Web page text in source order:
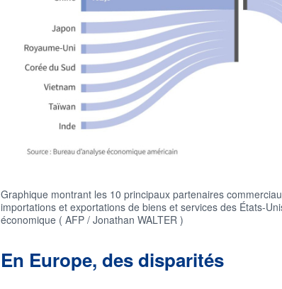
Graphique montrant les 10 principaux partenaires
importations et exportations de biens et services des États-
économique ( AFP / Jonathan WALTER )
En Europe, des disparités